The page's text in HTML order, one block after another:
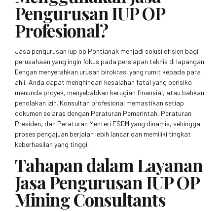
Pengurusan IUP OP
Profesional?
Jasa pengurusan iup op Pontianak menjadi solusi efisien bagi
perusahaan yang ingin fokus pada persiapan teknis di lapangan.
Dengan menyerahkan urusan birokrasi yang rumit kepada para
ahli, Anda dapat menghindari kesalahan fatal yang berisiko
menunda proyek, menyebabkan kerugian finansial, atau bahkan
penolakan izin. Konsultan profesional memastikan setiap
dokumen selaras dengan Peraturan Pemerintah, Peraturan
Presiden, dan Peraturan Menteri ESDM yang dinamis, sehingga
proses pengajuan berjalan lebih lancar dan memiliki tingkat
keberhasilan yang tinggi.
Tahapan dalam Layanan
Jasa Pengurusan IUP OP
Mining Consultants